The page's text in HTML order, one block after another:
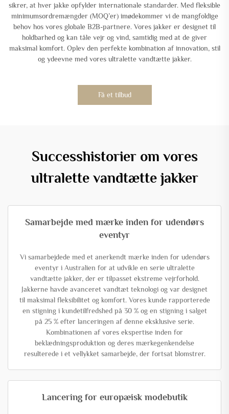
sikrer, at hver jakke opfylder internationale standarder. Med fleksible
minimumsordremængder (MOQ’er) imødekommer vi de mangfoldige
behov hos vores globale B2B-partnere. Vores jakker er designet til
holdbarhed og kan tåle vejr og vind, samtidig med at de giver
maksimal komfort. Oplev den perfekte kombination af innovation, stil
og ydeevne med vores ultralette vandtætte jakker.
Få et tilbud
Successhistorier om vores
ultralette vandtætte jakker
Samarbejde med mærke inden for udendørs
eventyr
Vi samarbejdede med et anerkendt mærke inden for udendørs
eventyr i Australien for at udvikle en serie ultralette
vandtætte jakker, der er tilpasset ekstreme vejrforhold.
Jakkerne havde avanceret vandtæt teknologi og var designet
til maksimal fleksibilitet og komfort. Vores kunde rapporterede
en stigning i kundetilfredshed på 30 % og en stigning i salget
på 25 % efter lanceringen af denne eksklusive serie.
Kombinationen af vores ekspertise inden for
beklædningsproduktion og deres mærkegenkendelse
resulterede i et vellykket samarbejde, der fortsat blomstrer.
Lancering for europæisk modebutik